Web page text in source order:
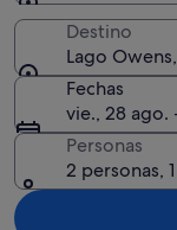
Destino
Lago
Fechas
vie., 28 ago.
Personas
2 personas,